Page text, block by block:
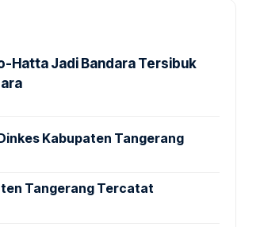
Hatta Jadi Bandara Tersibuk
Kabupaten Tangerang
Tangerang Tercatat